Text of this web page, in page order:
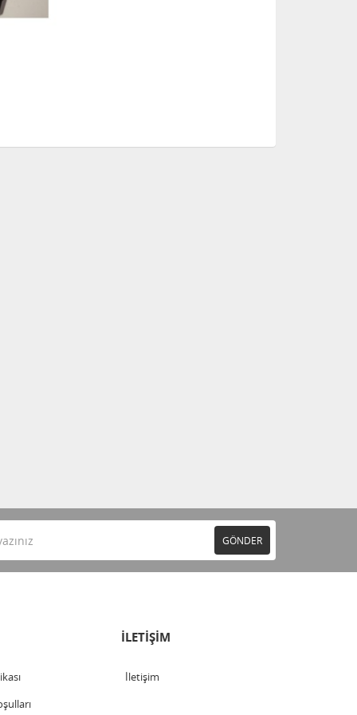
GÖNDER
İLETİŞİM
İletişim